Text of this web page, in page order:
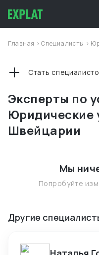
Главная >Специалисты >
Эксперты по
Юридические
Швейцарии
Стать
Мы
Попробуйте
Другие